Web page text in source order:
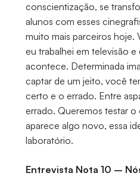
conscientização, se
alunos com esses
muito mais parceiros hoje.
eu trabalhei em televisão
acontece. Determinada
captar de um jeito, você
certo e o errado. Entre
errado. Queremos testar o
aparece algo novo, essa
laboratório.
Entrevista Nota 10 –